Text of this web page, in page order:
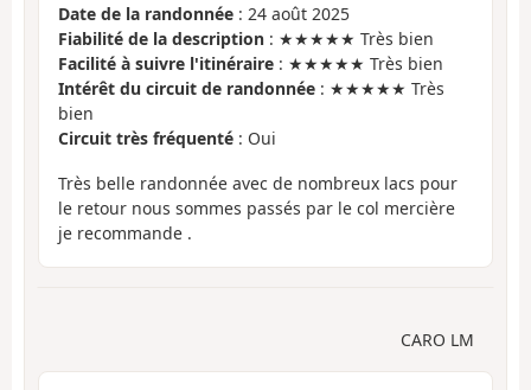
Date de la randonnée : 24 août 2025
Fiabilité de la description : ★★★★★ Très bien
Facilité à suivre l'itinéraire : ★★★★★ Très bien
Intérêt du circuit de randonnée : ★★★★★ Très
bien
Circuit très fréquenté : Oui
Très belle randonnée avec de nombreux lacs pour
le retour nous sommes passés par le col mercière
je recommande .
CARO LM